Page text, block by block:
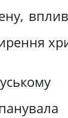
вплив